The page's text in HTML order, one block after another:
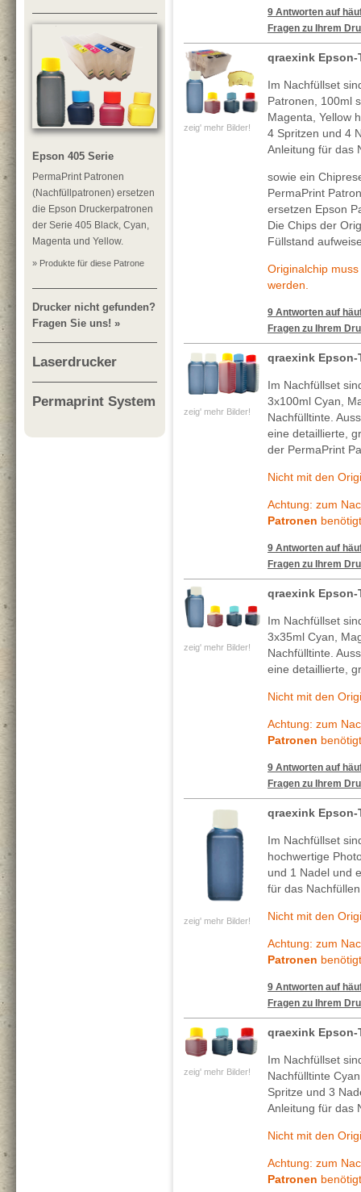
Epson 405 Serie
PermaPrint Patronen
(Nachfüllpatronen) ersetzen
die Epson Druckerpatronen
der Serie 405 Black, Cyan,
Magenta und Yellow.
» Produkte für diese Patrone
Drucker nicht gefunden?
Fragen Sie uns! »
Laserdrucker
Permaprint System
9 Antworten auf
Fragen zu Ihrem
zeig' mehr Bilder!
qraexink Epson-
Im Nachfüllset
Patronen, 100ml
Magenta, Yellow
4 Spritzen und 4
Anleitung für das
sowie ein
PermaPrint
ersetzen Epson
Die Chips der
Füllstand
Originalchip
werden.
9 Antworten auf
Fragen zu Ihrem
zeig' mehr Bilder!
qraexink Epson-
Im Nachfüllset
3x100ml Cyan,
Nachfülltinte.
eine detaillierte,
der PermaPrint
Nicht mit den
Achtung: zum
Patronen
9 Antworten auf
Fragen zu Ihrem
zeig' mehr Bilder!
qraexink Epson-
Im Nachfüllset
3x35ml Cyan,
Nachfülltinte.
eine detaillierte,
Nicht mit den
Achtung: zum
Patronen
9 Antworten auf
Fragen zu Ihrem
zeig' mehr Bilder!
qraexink Epson-
Im Nachfüllset
hochwertige
und 1 Nadel und
für das
Nicht mit den
Achtung: zum
Patronen
9 Antworten auf
Fragen zu Ihrem
zeig' mehr Bilder!
qraexink Epson-
Im Nachfüllset
Nachfülltinte
Spritze und 3
Anleitung für das
Nicht mit den
Achtung: zum
Patronen